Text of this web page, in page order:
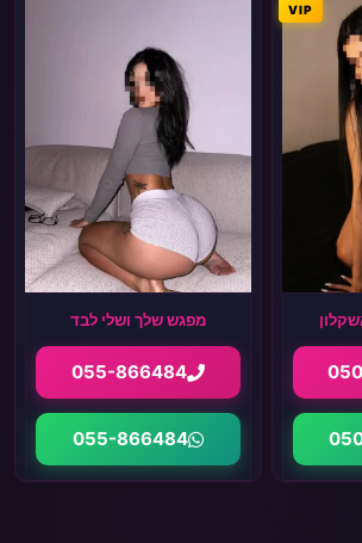
VIP
מפגש שלך ושלי לבד
055-866484
055-866484